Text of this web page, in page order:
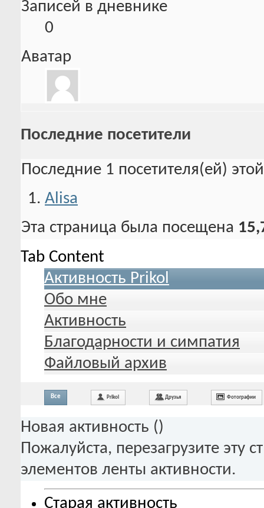
Записей в дневнике
0
Аватар
Последние посетители
Последние 1 посетителя(ей)
Alisa
Эта страница была посещена
Tab Content
Активность Prikol
Обо мне
Активность
Благодарности и симпатия
Файловый архив
Все Prikol Друзья Фотографии
Новая активность ()
Пожалуйста, перезагрузите эту
элементов ленты активности.
Старая активность